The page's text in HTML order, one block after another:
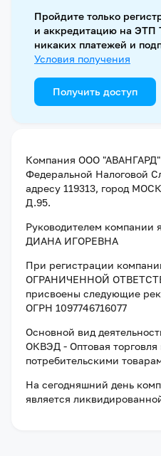
Пройдите только
и аккредитацию на ЭТП
никаких платежей и
Условия получения
Получить доступ
Компания ООО "АВАНГАРД"
Федеральной Налоговой
адресу 119313, город
Д.95.
Руководителем компании
ДИАНА ИГОРЕВНА
При регистрации
ОГРАНИЧЕННОЙ
присвоены следующие
ОГРН 1097746716077
Основной вид
ОКВЭД - Оптовая
потребительскими
На сегодняшний день
является